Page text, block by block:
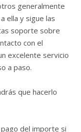
generalmente
ella y sigue las
soporte sobre
con el
excelente servicio
a paso.
que hacerlo
del importe si